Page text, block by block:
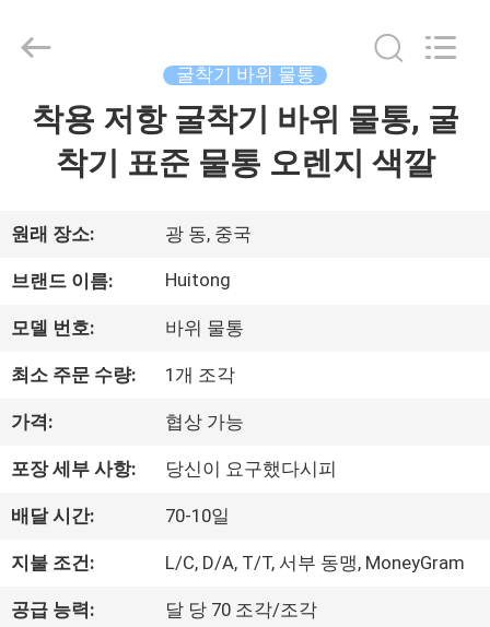
품
VR
우
리
에
관
한
2025
Guangzhou
굴착기 바위 물통
착용 저항 굴착기 바위 물통, 굴
착기 표준 물통 오렌지 색깔
원래 장소: 광 동, 중국
브랜드 이름: Huitong
모델 번호: 바위 물통
최소 주문 수량: 1개 조각
가격: 협상 가능
포장 세부 사항: 당신이 요구했다시피
배달 시간: 70-10일
지불 조건: L/C, D/A, T/T, 서부 동맹, MoneyGram
공급 능력: 달 당 70 조각/조각